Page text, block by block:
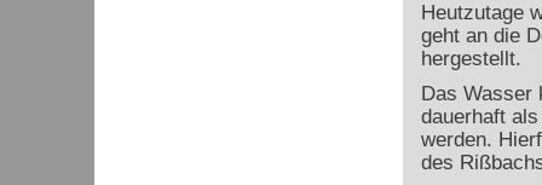
Heutzutage
geht an die
hergestellt.
Das Wasser
dauerhaft
werden.
des